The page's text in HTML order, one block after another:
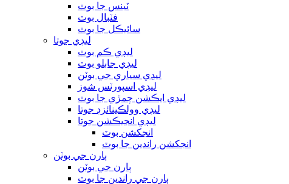
ٽينس جا بوٽ
فٽبال بوٽ
سائيڪل جا بوٽ
ليڊي جوتا
ليڊي ڪم بوٽ
ليڊي جابلو بوٽ
ليڊي سياري جي بوٽن
ليڊي اسپورٽس شوز
ليڊي ايڪشن چمڙي جا بوٽ
ليڊي وولڪينائزڊ جوتا
ليڊي انجيڪشن جوتا
انجکشن بوٽ
انجکشن راندين جا بوٽ
ٻارن جي بوٽن
ٻارن جي بوٽن
ٻارن جي راندين جا بوٽ